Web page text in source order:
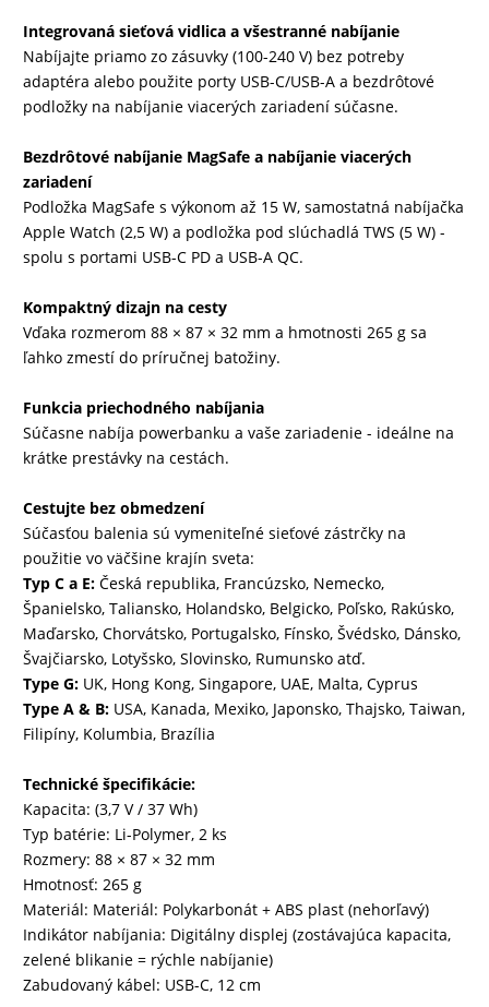
DRONY
DIELŇA
A
ZÁHRADA
Integrovaná sieťová vidlica a všestranné nabíjanie
Nabíjajte priamo zo zásuvky (100-240 V) bez potreby
adaptéra alebo použite porty USB-C/USB-A a bezdrôtové
podložky na nabíjanie viacerých zariadení súčasne.
Bezdrôtové nabíjanie MagSafe a nabíjanie viacerých
zariadení
Podložka MagSafe s výkonom až 15 W, samostatná nabíjačka
Apple Watch (2,5 W) a podložka pod slúchadlá TWS (5 W) -
spolu s portami USB-C PD a USB-A QC.
Kompaktný dizajn na cesty
Vďaka rozmerom 88 × 87 × 32 mm a hmotnosti 265 g sa
ľahko zmestí do príručnej batožiny.
Funkcia priechodného nabíjania
Súčasne nabíja powerbanku a vaše zariadenie - ideálne na
krátke prestávky na cestách.
Cestujte bez obmedzení
Súčasťou balenia sú vymeniteľné sieťové zástrčky na
použitie vo väčšine krajín sveta:
Typ C a E: Česká republika, Francúzsko, Nemecko,
Španielsko, Taliansko, Holandsko, Belgicko, Poľsko, Rakúsko,
Maďarsko, Chorvátsko, Portugalsko, Fínsko, Švédsko, Dánsko,
Švajčiarsko, Lotyšsko, Slovinsko, Rumunsko atď.
Type G: UK, Hong Kong, Singapore, UAE, Malta, Cyprus
Type A & B: USA, Kanada, Mexiko, Japonsko, Thajsko, Taiwan,
Filipíny, Kolumbia, Brazília
Technické špecifikácie:
Kapacita: (3,7 V / 37 Wh)
Typ batérie: Li-Polymer, 2 ks
Rozmery: 88 × 87 × 32 mm
Hmotnosť: 265 g
Materiál: Materiál: Polykarbonát + ABS plast (nehorľavý)
Indikátor nabíjania: Digitálny displej (zostávajúca kapacita,
zelené blikanie = rýchle nabíjanie)
Zabudovaný kábel: USB-C, 12 cm